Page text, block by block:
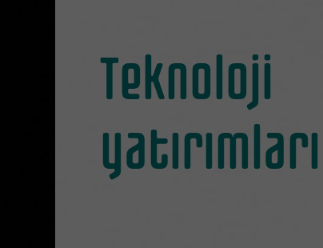
Teknoloji
yatırımları